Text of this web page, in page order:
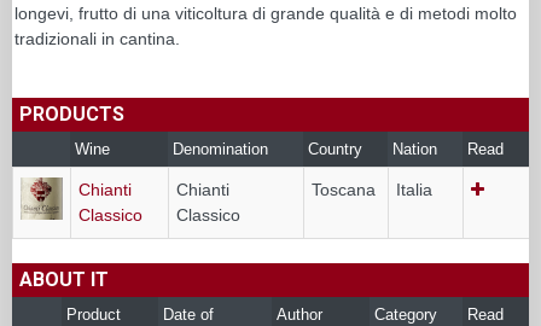
longevi, frutto di una viticoltura di grande qualità e di metodi molto
tradizionali in cantina.
PRODUCTS
Wine Denomination Country Nation Read
Chianti
Classico
Chianti
Classico
Toscana Italia
ABOUT IT
Product Date of Author Category Read